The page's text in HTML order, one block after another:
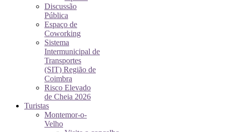
Discussão
Pública
Espaço de
Coworking
Sistema
Intermunicipal de
Transportes
(SIT) Região de
Coimbra
Risco Elevado
de Cheia 2026
Turistas
Montemor-o-
Velho